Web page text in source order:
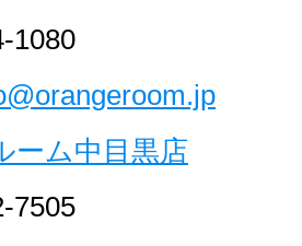
1080
ーム中目黒店
7505